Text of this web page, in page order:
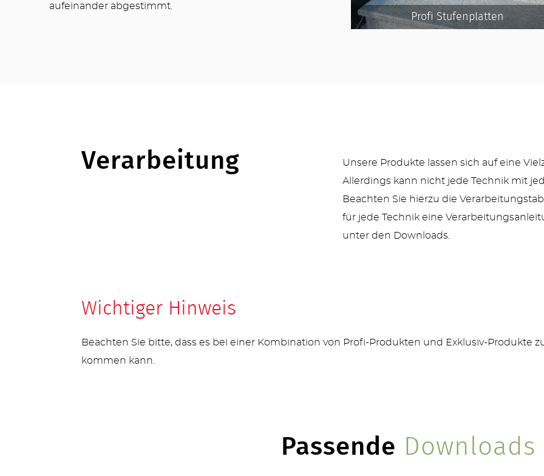
aufeinander abgestimmt.
Profi Stufenplatten
Verarbeitung
Unsere Produkte lassen sich auf eine
Allerdings kann nicht jede Technik mit
Beachten Sie hierzu die
für jede Technik eine
unter den Downloads.
Wichtiger Hinweis
Beachten Sie bitte, dass es bei einer Kombination von Profi-Produkten und Exklusiv-Produkte
kommen kann.
Passende Downloads